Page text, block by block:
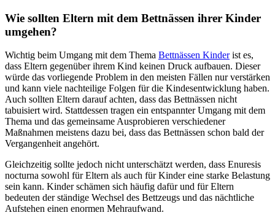
Wie sollten Eltern mit dem Bettnässen ihrer Kinder
umgehen?
Wichtig beim Umgang mit dem Thema Bettnässen Kinderist es,
dass Eltern gegenüber ihrem Kind keinen Druck aufbauen. Dieser
würde das vorliegende Problem in den meisten Fällen nur verstärken
und kann viele nachteilige Folgen für die Kindesentwicklung haben.
Auch sollten Eltern darauf achten, dass das Bettnässen nicht
tabuisiert wird. Stattdessen tragen ein entspannter Umgang mit dem
Thema und das gemeinsame Ausprobieren verschiedener
Maßnahmen meistens dazu bei, dass das Bettnässen schon bald der
Vergangenheit angehört.
Gleichzeitig sollte jedoch nicht unterschätzt werden, dass Enuresis
nocturna sowohl für Eltern als auch für Kinder eine starke Belastung
sein kann. Kinder schämen sich häufig dafür und für Eltern
bedeuten der ständige Wechsel des Bettzeugs und das nächtliche
Aufstehen einen enormen Mehraufwand.